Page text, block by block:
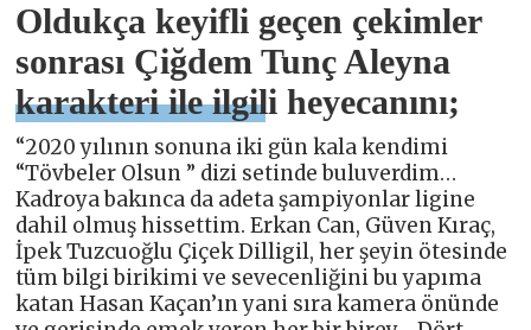
Oldukça keyifli geçen çekimler
sonrası Çiğdem Tunç Aleyna
karakteri ile ilgili heyecanını;
“2020 yılının sonuna iki gün kala kendimi
“Tövbeler Olsun ” dizi setinde buluverdim…
Kadroya bakınca da adeta şampiyonlar ligine
dahil olmuş hissettim. Erkan Can, Güven Kıraç,
İpek Tuzcuoğlu Çiçek Dilligil, her şeyin ötesinde
tüm bilgi birikimi ve sevecenliğini bu yapıma
katan Hasan Kaçan’ın yani sıra kamera önünde